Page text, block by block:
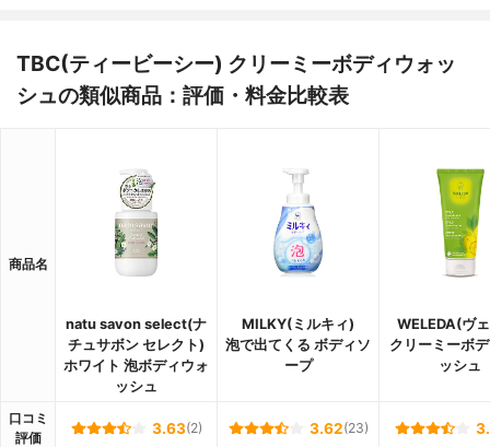
TBC(ティービーシー) クリーミーボディウォッ
シュの類似商品：評価・料金比較表
商品名
natu savon select(ナ
チュサボン セレクト)
ホワイト 泡ボディウォ
ッシュ
MILKY(ミルキィ)
泡で出てくる ボディソ
ープ
WELEDA(ヴ
クリーミーボ
ッシュ
口コミ
評価
3.63(2) 3.62(23)